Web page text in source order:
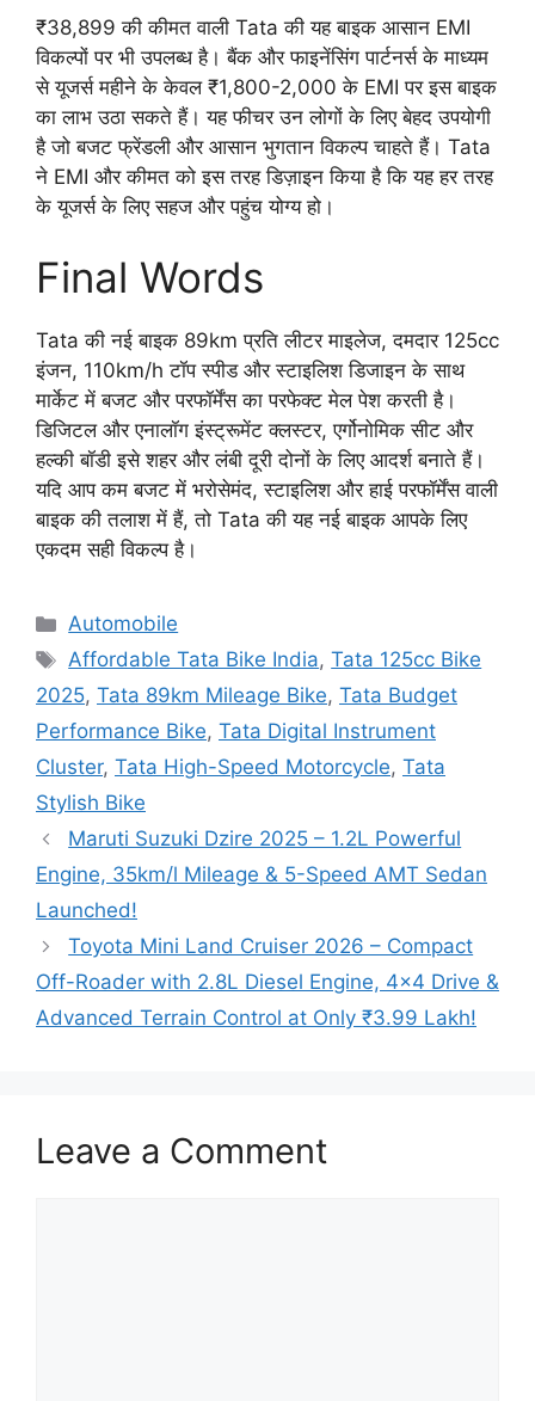
₹38,899 की कीमत वाली Tata की यह बाइक आसान EMI
विकल्पों पर भी उपलब्ध है। बैंक और फाइनेंसिंग पार्टनर्स के माध्यम
से यूजर्स महीने के केवल ₹1,800-2,000 के EMI पर इस बाइक
का लाभ उठा सकते हैं। यह फीचर उन लोगों के लिए बेहद उपयोगी
है जो बजट फ्रेंडली और आसान भुगतान विकल्प चाहते हैं। Tata
ने EMI और कीमत को इस तरह डिज़ाइन किया है कि यह हर तरह
के यूजर्स के लिए सहज और पहुंच योग्य हो।
Final Words
Tata की नई बाइक 89km प्रति लीटर माइलेज, दमदार 125cc
इंजन, 110km/h टॉप स्पीड और स्टाइलिश डिजाइन के साथ
मार्केट में बजट और परफॉर्मेंस का परफेक्ट मेल पेश करती है।
डिजिटल और एनालॉग इंस्ट्रूमेंट क्लस्टर, एर्गोनोमिक सीट और
हल्की बॉडी इसे शहर और लंबी दूरी दोनों के लिए आदर्श बनाते हैं।
यदि आप कम बजट में भरोसेमंद, स्टाइलिश और हाई परफॉर्मेंस वाली
बाइक की तलाश में हैं, तो Tata की यह नई बाइक आपके लिए
एकदम सही विकल्प है।
Categories
Automobile
Tags
Affordable Tata Bike India,Tata 125cc Bike
2025, Tata 89km Mileage Bike, Tata Budget
Performance Bike, Tata Digital Instrument
Cluster, Tata High-Speed Motorcycle, Tata
Stylish Bike
Maruti Suzuki Dzire 2025 – 1.2L Powerful
Engine, 35km/l Mileage & 5-Speed AMT Sedan
Launched!
Toyota Mini Land Cruiser 2026 – Compact
Off-Roader with 2.8L Diesel Engine, 4×4 Drive &
Advanced Terrain Control at Only ₹3.99 Lakh!
Leave a Comment